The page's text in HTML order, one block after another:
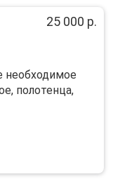
25 000 р.
необходимое
полотенца,